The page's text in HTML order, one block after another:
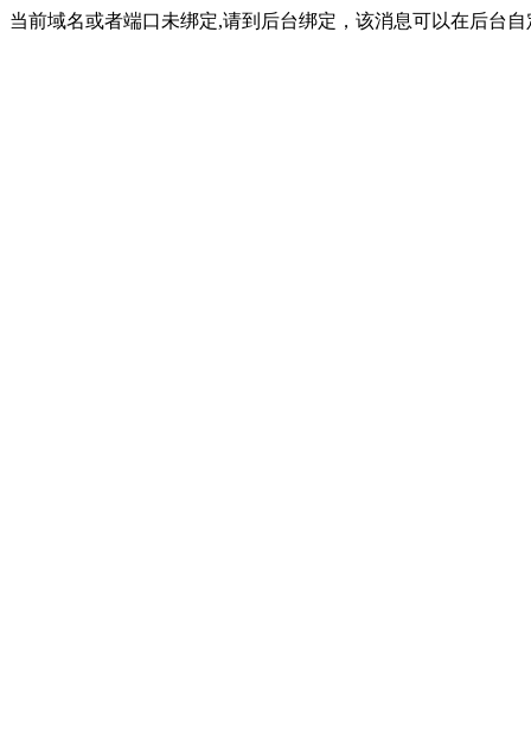
当前域名或者端口未绑定,请到后台绑定，该消息可以在后台自